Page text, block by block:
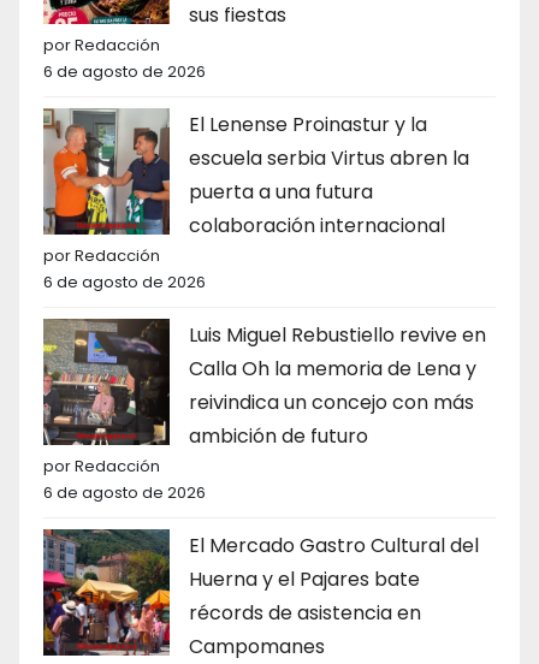
sus fiestas
por Redacción
6 de agosto de 2026
El Lenense Proinastur y la
escuela serbia Virtus abren la
puerta a una futura
colaboración internacional
por Redacción
6 de agosto de 2026
Luis Miguel Rebustiello revive en
Calla Oh la memoria de Lena y
reivindica un concejo con más
ambición de futuro
por Redacción
6 de agosto de 2026
El Mercado Gastro Cultural del
Huerna y el Pajares bate
récords de asistencia en
Campomanes